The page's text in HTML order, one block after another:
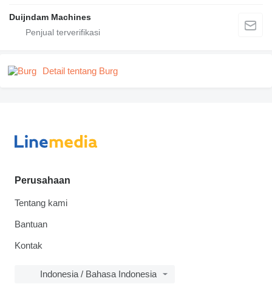
Duijndam Machines
Detail tentang Burg
Perusahaan
Tentang kami
Bantuan
Kontak
Indonesia / Bahasa Indonesia